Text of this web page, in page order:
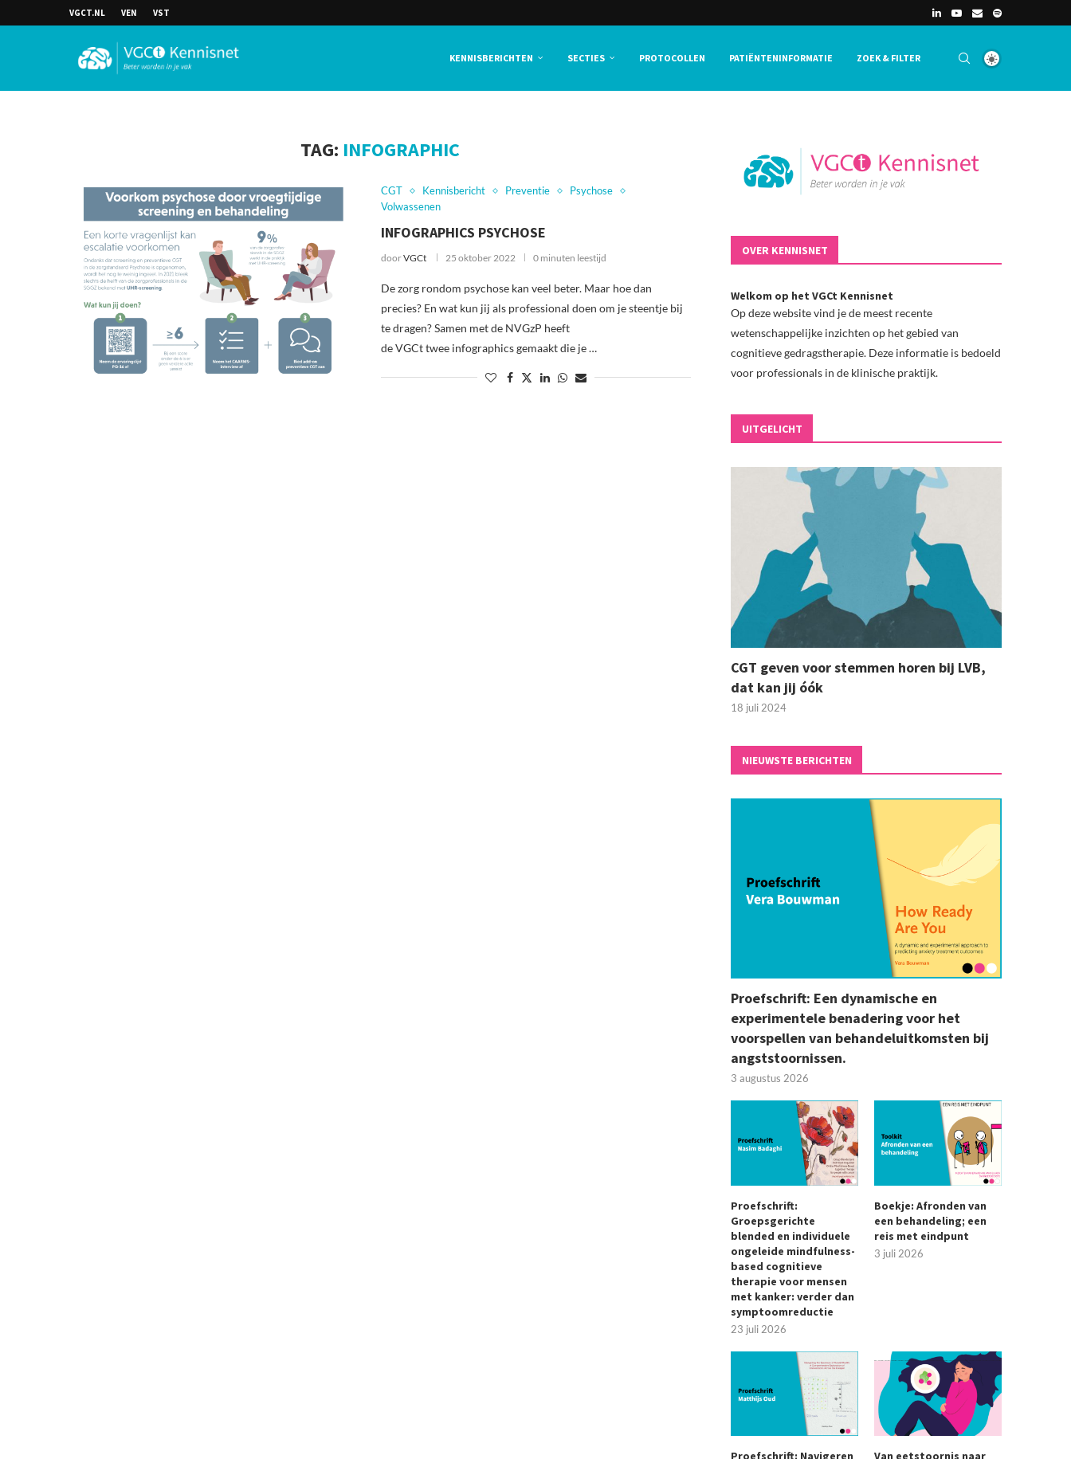
VGCT.NL VEN VST
KENNISBERICHTEN SECTIES PROTOCOLLEN PATIËNTENINFORMATIE ZOEK & FILTER
TAG: INFOGRAPHIC
CGT Kennisbericht Preventie
Psychose
Volwassenen
INFOGRAPHICS PSYCHOSE
doorVGCt 25 oktober 2022 0 minuten leestijd
De zorg rondom psychose kan veel beter. Maar hoe dan
precies? En wat kun jij als professional doen om je steentje bij
te dragen? Samen met de NVGzP heeft
de VGCt twee infographics gemaakt die je …
OVER KENNISNET
Welkom op het VGCt Kennisnet
Op deze website vind je de meest recente
wetenschappelijke inzichten op het gebied van
cognitieve gedragstherapie. Deze informatie is bedoeld
voor professionals in de klinische praktijk.
UITGELICHT
CGT geven voor stemmen horen bij LVB,
dat kan jij óók
18 juli 2024
NIEUWSTE BERICHTEN
Proefschrift: Een dynamische en
experimentele benadering voor het
voorspellen van behandeluitkomsten bij
angststoornissen.
3 augustus 2026
Proefschrift:
Groepsgerichte
blended en individuele
ongeleide mindfulness-
based cognitieve
therapie voor mensen
met kanker: verder dan
symptoomreductie
23 juli 2026
Boekje: Afronden van
een behandeling; een
reis met eindpunt
3 juli 2026
Proefschrift: Navigeren
Van eetstoornis naar